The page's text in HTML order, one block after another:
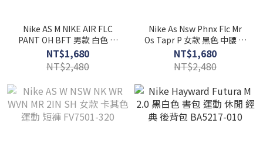
Nike AS M NIKE AIR FLC
PANT OH BFT 男款 白色 運
動 休閒 長褲 HJ0288-009
NT$1,680
NT$2,480
Nike As Nsw Phnx Flc Mr
Os Tapr P 女款 黑色 中腰 磨
毛 長褲 HJ0899-010
NT$1,680
NT$2,480